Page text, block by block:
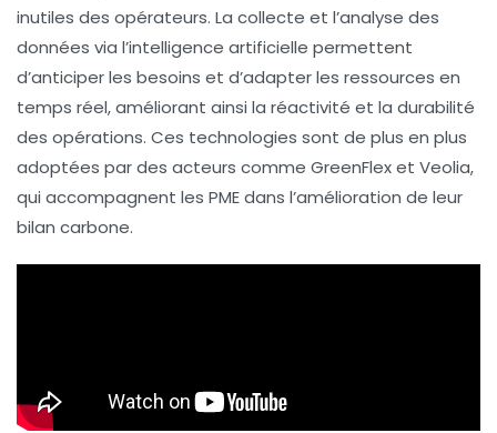
inutiles des opérateurs. La collecte et l’analyse des
données via l’intelligence artificielle permettent
d’anticiper les besoins et d’adapter les ressources en
temps réel, améliorant ainsi la réactivité et la durabilité
des opérations. Ces technologies sont de plus en plus
adoptées par des acteurs comme GreenFlex et Veolia,
qui accompagnent les PME dans l’amélioration de leur
bilan carbone.